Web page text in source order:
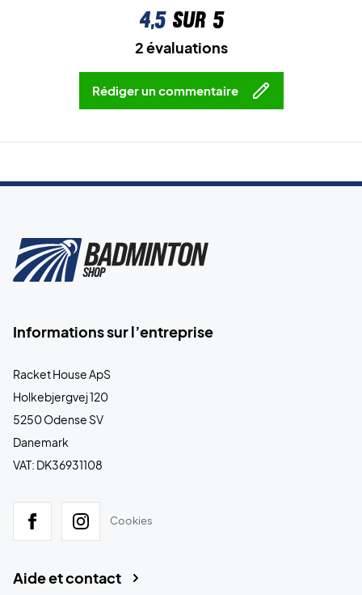
4,5sur 5
2 évaluations
Rédiger un commentaire
Informations sur l’entreprise
Racket House ApS
Holkebjergvej 120
5250 Odense SV
Danemark
VAT: DK36931108
Cookies
Aide et contact